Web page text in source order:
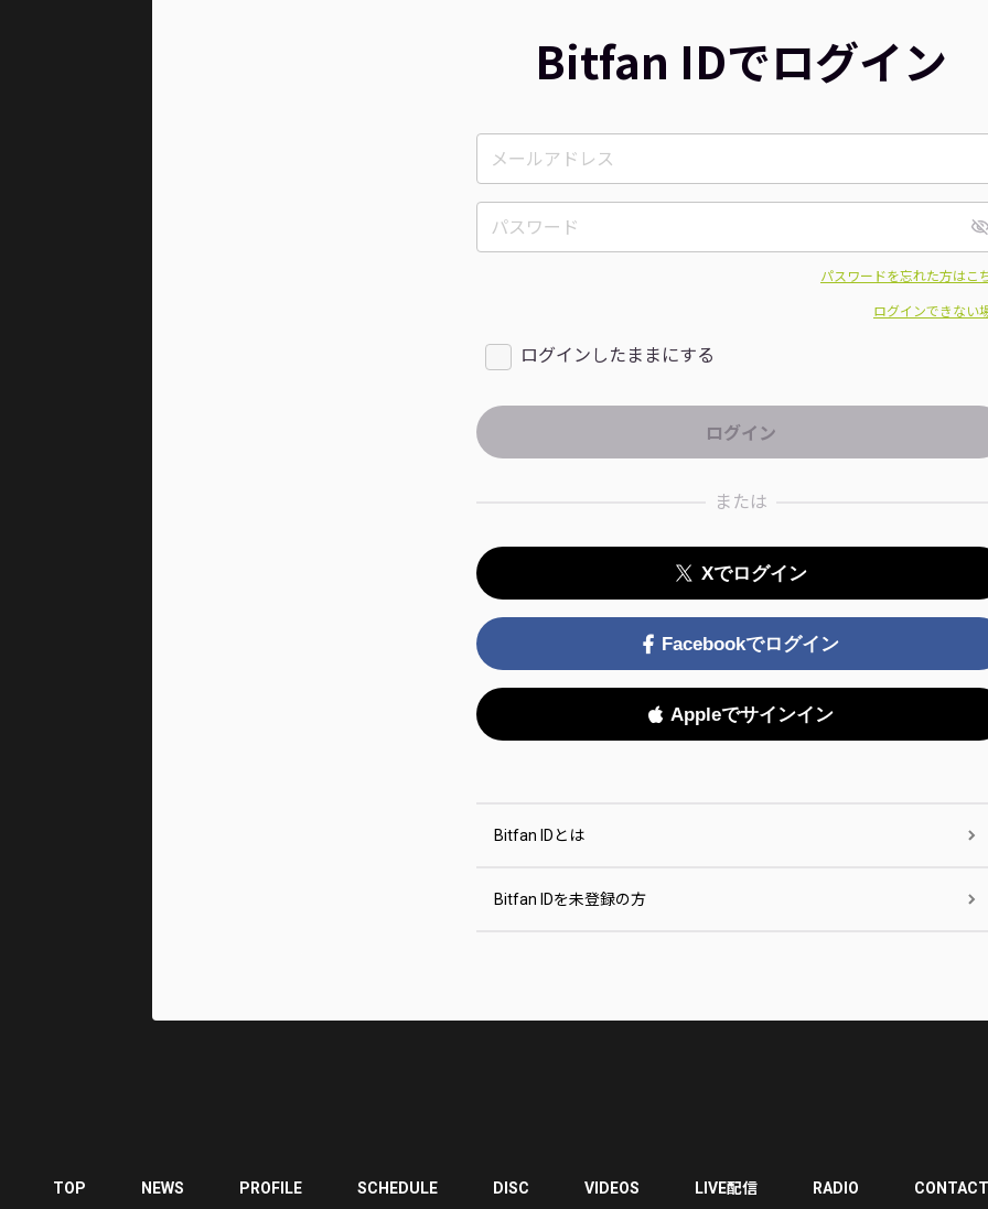
Bitfan IDでログイン
パスワードを忘れた方はこ
ログインできない
ログインしたままにする
または
Xでログイン
Facebookでログイン
Appleでサインイン
Bitfan IDとは
Bitfan IDを未登録の方
TOP NEWS PROFILE SCHEDULE DISC VIDEOS LIVE配信 RADIO CONTACT